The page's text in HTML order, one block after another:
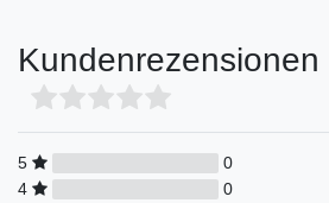
Kundenrezensionen
5
0
4
0